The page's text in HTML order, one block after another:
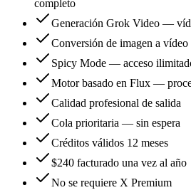
completo
Generación Grok Video —
Conversión de imagen a vídeo
Spicy Mode — acceso
Motor basado en Flux —
Calidad profesional de salida
Cola prioritaria — sin espera
Créditos válidos 12 meses
$240 facturado una vez al año
No se requiere X Premium